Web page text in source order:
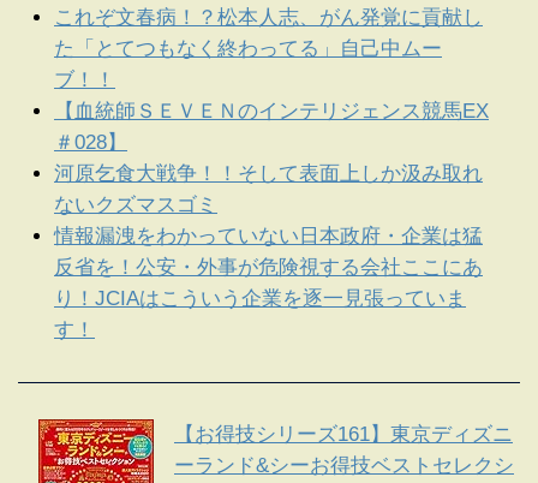
これぞ文春病！？松本人志、がん発覚に貢献し
た「とてつもなく終わってる」自己中ムー
ブ！！
【血統師ＳＥＶＥＮのインテリジェンス競馬EX
＃028】
河原乞食大戦争！！そして表面上しか汲み取れ
ないクズマスゴミ
情報漏洩をわかっていない日本政府・企業は猛
反省を！公安・外事が危険視する会社ここにあ
り！JCIAはこういう企業を逐一見張っていま
す！
【お得技シリーズ161】東京ディズニ
ーランド&シーお得技ベストセレクシ